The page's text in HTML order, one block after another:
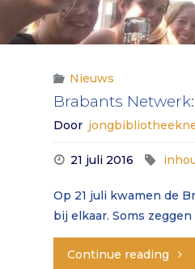
Nieuws
Brabants
Door
21 juli 2016
Op 21 juli kwamen de
bij elkaar. Soms
Continue reading